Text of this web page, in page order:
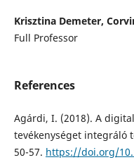
Krisztina Demeter,
Full Professor
References
Agárdi, I. (2018). A
tevékenységet integráló
50-57. https://doi.org/